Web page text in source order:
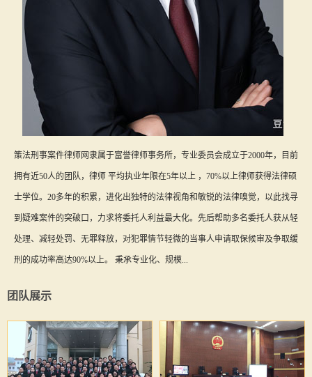
策法刑事案件律师网隶属于富誉律师事务所，专业委员会成立于2000年，目前
拥有近50人的团队，律师 平均执业年限在5年以上 ，70%以上律师获得法律硕
士学位。20多年的积累，进化出独特的法律视角和敏锐的法律嗅觉，以此找寻
到疑难案件的突破口，力求将委托人利益最大化。先后帮助多名委托人获从轻
处理、减轻处罚、无罪释放，对犯罪情节轻微的当事人申请取保候审及争取缓
刑的成功率高达90%以上。 秉承专业化、规模...
团队展示